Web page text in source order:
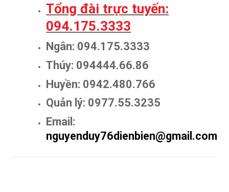
Tổng đài trực tuyến:
094.175.3333
Ngân: 094.175.3333
Thúy: 094444.66.86
Huyền: 0942.480.766
Quản lý: 0977.55.3235
Email:
nguyenduy76dienbien@gmail.com